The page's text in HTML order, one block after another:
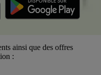
ainsi que des offres
: